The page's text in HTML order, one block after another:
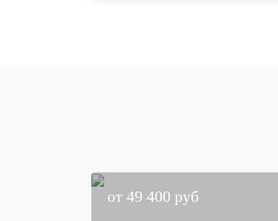
от 49 400 руб